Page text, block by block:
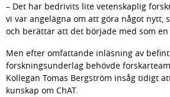
– Det har bedrivits lite vetenskaplig
vi var angelägna om att göra något nytt,
och berättar att det började med som en
Men efter omfattande inläsning av
forskningsunderlag behövde
Kollegan Tomas Bergström insåg tidigt
kunskap om ChAT.